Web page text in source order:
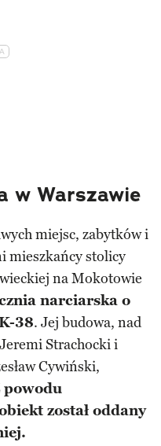
w Warszawie
miejsc, zabytków i
mieszkańcy stolicy
na Mokotowie
narciarska o
38. Jej budowa, nad
Strachocki i
Cywiński,
powodu
został oddany